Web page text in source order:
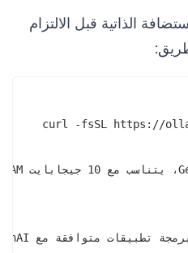
الذاتية قبل الالتزام